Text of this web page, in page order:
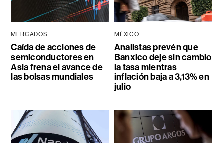
MERCADOS
Caída de acciones de
semiconductores en
Asia frena el avance de
las bolsas mundiales
MÉXICO
Analistas prevén que
Banxico deje sin cambio
la tasa mientras
inflación baja a 3,13% en
julio